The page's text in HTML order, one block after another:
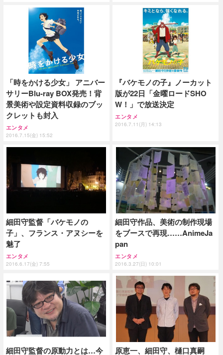
「時をかける少女」 アニバー
サリーBlu-ray BOX発売！背
景美術や設定資料収録のブッ
クレットも封入
エンタメ
2016.7.15(金) 15:52
『バケモノの子』ノーカット
版が22日「金曜ロードSHO
W！」で放送決定
エンタメ
2016.7.11(月) 14:13
細田守監督「バケモノの
子」、フランス・アヌシーを
魅了
エンタメ
2016.6.17(金) 7:55
細田守作品、美術の制作現場
をブースで再現……AnimeJa
pan
エンタメ
2016.3.27(日) 10:01
細田守監督の原動力とは…今 原恵一、細田守、樋口真嗣